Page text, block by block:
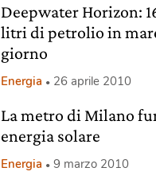
Deepwater Horizon:
litri di petrolio in
giorno
Energia 26 aprile 2010
La metro di Milano
energia solare
Energia 9 marzo 2010